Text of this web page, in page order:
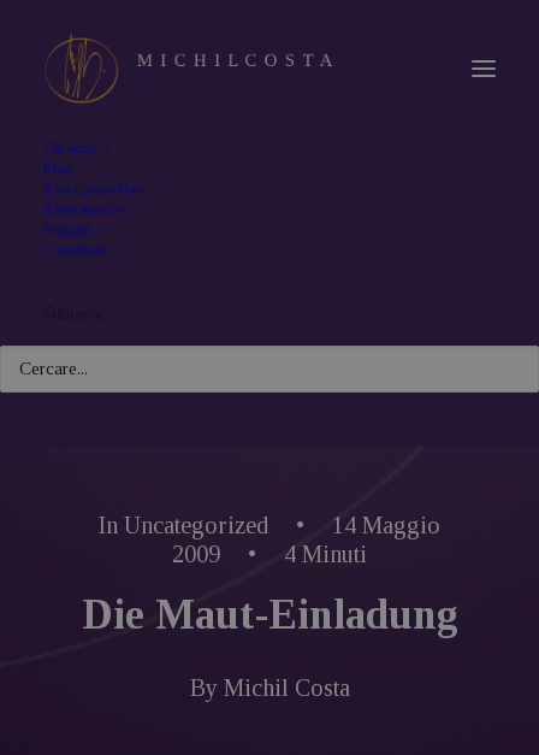
Chi sono
Blog
Il mio primo libro
Il mio mondo
Podcast
Contattami
Ricerca
In Uncategorized •
14 Maggio
2009
• 4 Minuti
Die Maut-Einladung
By Michil Costa